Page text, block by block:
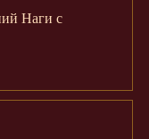
Наги с